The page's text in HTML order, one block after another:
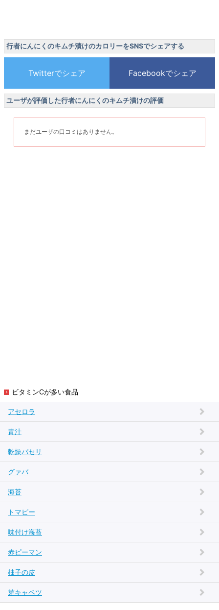
行者にんにくのキムチ漬けのカロリーをSNSでシェアする
ユーザが評価した行者にんにくのキムチ漬けの評価
まだユーザの口コミはありません。
ビタミンCが多い食品
アセロラ
青汁
乾燥パセリ
グァバ
海苔
トマピー
味付け海苔
赤ピーマン
柚子の皮
芽キャベツ